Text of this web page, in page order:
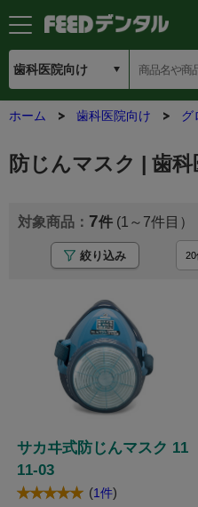
ホーム 歯科医院向け グ
防じんマスク | 歯科
7 (1～7
絞り込み
サカヰ式防じんマスク 11
11-03
(1件)